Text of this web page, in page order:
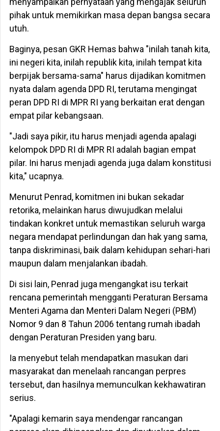
pihak untuk memikirkan masa depan bangsa secara
utuh.
Baginya, pesan GKR Hemas bahwa "inilah tanah kita,
ini negeri kita, inilah republik kita, inilah tempat kita
berpijak bersama-sama" harus dijadikan komitmen
nyata dalam agenda DPD RI, terutama mengingat
peran DPD RI di MPR RI yang berkaitan erat dengan
empat pilar kebangsaan.
"Jadi saya pikir, itu harus menjadi agenda apalagi
kelompok DPD RI di MPR RI adalah bagian empat
pilar. Ini harus menjadi agenda juga dalam konstitusi
kita," ucapnya.
Menurut Penrad, komitmen ini bukan sekadar
retorika, melainkan harus diwujudkan melalui
tindakan konkret untuk memastikan seluruh warga
negara mendapat perlindungan dan hak yang sama,
tanpa diskriminasi, baik dalam kehidupan sehari-hari
maupun dalam menjalankan ibadah.
Di sisi lain, Penrad juga mengangkat isu terkait
rencana pemerintah mengganti Peraturan Bersama
Menteri Agama dan Menteri Dalam Negeri (PBM)
Nomor 9 dan 8 Tahun 2006 tentang rumah ibadah
dengan Peraturan Presiden yang baru.
Ia menyebut telah mendapatkan masukan dari
masyarakat dan menelaah rancangan perpres
tersebut, dan hasilnya memunculkan kekhawatiran
serius.
"Apalagi kemarin saya mendengar rancangan